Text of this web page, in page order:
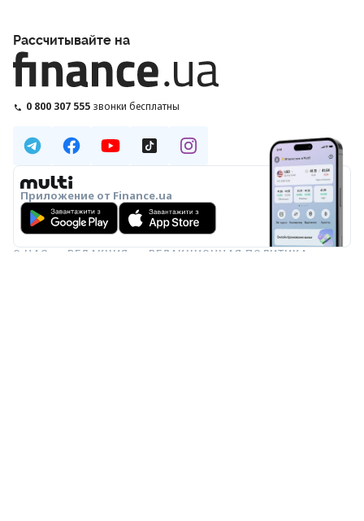
Рассчитывайте на
0 800 307 555 звонки бесплатны
Приложение от Finance.ua
О НАС РЕДАКЦИЯ РЕДАКЦИОННАЯ ПОЛИТИКА